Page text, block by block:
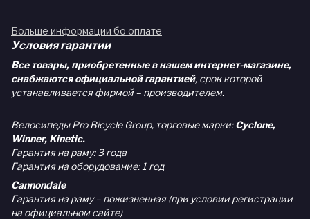
Больше информации бо оплате
Условия гарантии
Все товары, приобретенные в нашем интернет-магазине,
снабжаются официальной гарантией, срок которой
устанавливается фирмой – производителем.
Велосипеды Pro Bicycle Group, торговые марки:Cyclone,
Winner, Kinetic.
Гарантия на раму: 3 года
Гарантия на оборудование: 1 год
Cannondale
Гарантия на раму – пожизненная (при условии регистрации
на официальном сайте)